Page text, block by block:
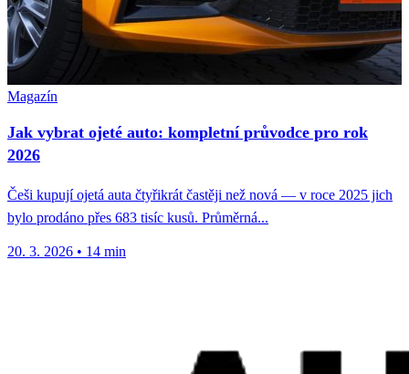
Magazín
Jak vybrat ojeté auto: kompletní průvodce pro rok
2026
Češi kupují ojetá auta čtyřikrát častěji než nová — v roce 2025 jich
bylo prodáno přes 683 tisíc kusů. Průměrná...
20. 3. 2026 • 14 min